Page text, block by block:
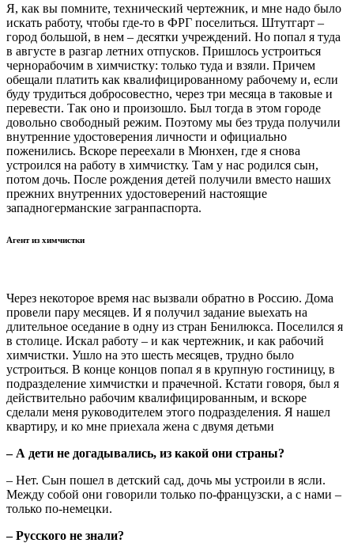
Я, как вы помните, технический чертежник, и мне надо было
искать работу, чтобы где-то в ФРГ поселиться. Штутгарт –
город большой, в нем – десятки учреждений. Но попал я туда
в августе в разгар летних отпусков. Пришлось устроиться
чернорабочим в химчистку: только туда и взяли. Причем
обещали платить как квалифицированному рабочему и, если
буду трудиться добросовестно, через три месяца в таковые и
перевести. Так оно и произошло. Был тогда в этом городе
довольно свободный режим. Поэтому мы без труда получили
внутренние удостоверения личности и официально
поженились. Вскоре переехали в Мюнхен, где я снова
устроился на работу в химчистку. Там у нас родился сын,
потом дочь. После рождения детей получили вместо наших
прежних внутренних удостоверений настоящие
западногерманские загранпаспорта.
Агент из химчистки
Через некоторое время нас вызвали обратно в Россию. Дома
провели пару месяцев. И я получил задание выехать на
длительное оседание в одну из стран Бенилюкса. Поселился я
в столице. Искал работу – и как чертежник, и как рабочий
химчистки. Ушло на это шесть месяцев, трудно было
устроиться. В конце концов попал я в крупную гостиницу, в
подразделение химчистки и прачечной. Кстати говоря, был я
действительно рабочим квалифицированным, и вскоре
сделали меня руководителем этого подразделения. Я нашел
квартиру, и ко мне приехала жена с двумя детьми
– А дети не догадывались, из какой они страны?
– Нет. Сын пошел в детский сад, дочь мы устроили в ясли.
Между собой они говорили только по-французски, а с нами –
только по-немецки.
– Русского не знали?